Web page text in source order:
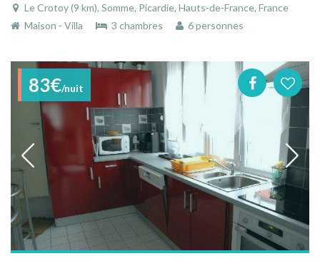
Le Crotoy (9 km), Somme, Picardie, Hauts-de-France, France
Maison - Villa
3 chambres 6 personnes
83€/nuit